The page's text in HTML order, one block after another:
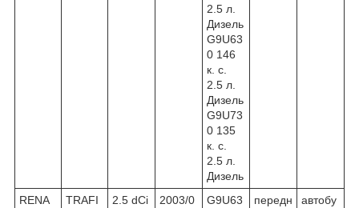
2.5 л.
Дизель
G9U63
0 146
к. с.
2.5 л.
Дизель
G9U73
0 135
к. с.
2.5 л.
Дизель
RENA
TRAFI
2.5 dCi
2003/0
G9U63
передн
автобу